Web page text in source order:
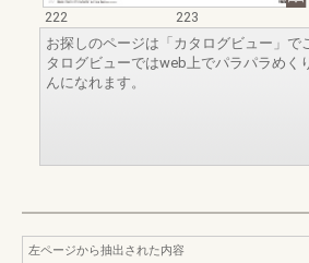
222
223
お探しのページは「カタログビュー」で
タログビューではweb上でパラパラめく
んになれます。
左ページから抽出された内容